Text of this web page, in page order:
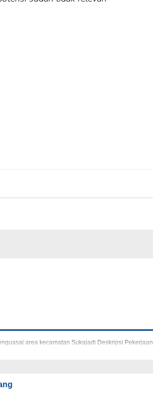
area kecamatan Sukajadi Deskripsi Pekerjaan